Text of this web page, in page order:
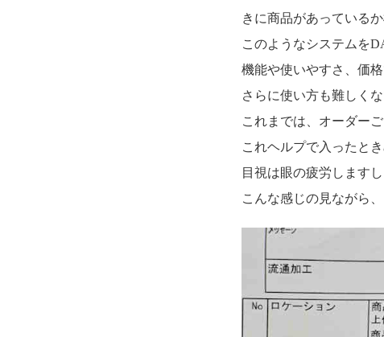
Wholesale
Seeking new supplier
自有品牌产品
批发的
募集制造公司
きに商品があっている
このようなシステムを
機能や使いやすさ、価
さらに使い方も難しく
これまでは、オーダー
これヘルプで入ったと
目視は眼の疲労します
こんな感じの見ながら